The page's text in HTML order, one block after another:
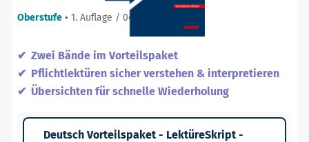
Oberstufe • 1. Auflage / 04.07.25
Zwei Bände im Vorteilspaket
Pflichtlektüren sicher verstehen & interpretieren
Übersichten für schnelle Wiederholung
Deutsch Vorteilspaket - LektüreSkript -